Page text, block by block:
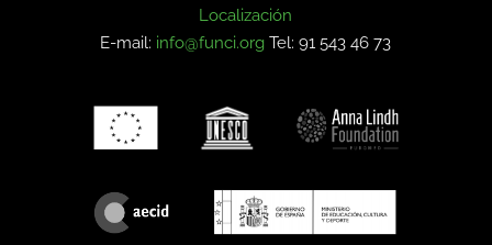
Localización
E-mail: info@funci.org Tel: 91 543 46 73